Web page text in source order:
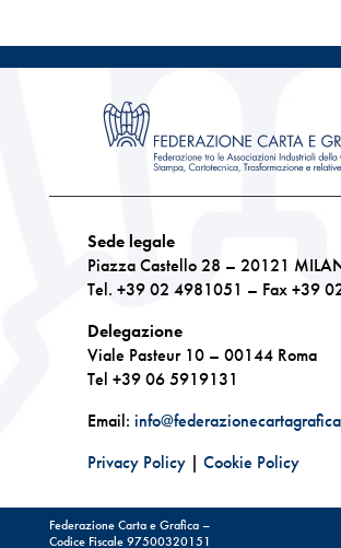
Sede legale
Piazza Castello 28 – 20121
Tel. +39 02 4981051 – Fax +39
Delegazione
Viale Pasteur 10 – 00144 Roma
Tel +39 06 5919131
Email:
Privacy Policy| Cookie Policy
Federazione Carta e Grafica –
Codice Fiscale 97500320151